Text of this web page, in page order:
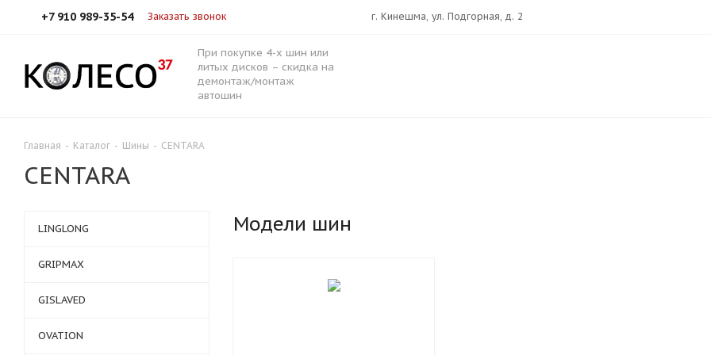
+7 910 989-35-54 Заказать звонок г. Кинешма, ул. Подгорная, д. 2
При покупке 4-х шин или
литых дисков – скидка на
демонтаж/монтаж
автошин
Главная - Каталог - Шины - CENTARA
CENTARA
Модели шин
LINGLONG
GRIPMAX
GISLAVED
OVATION